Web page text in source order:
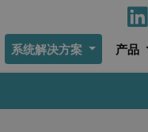
系统解决方案 产品